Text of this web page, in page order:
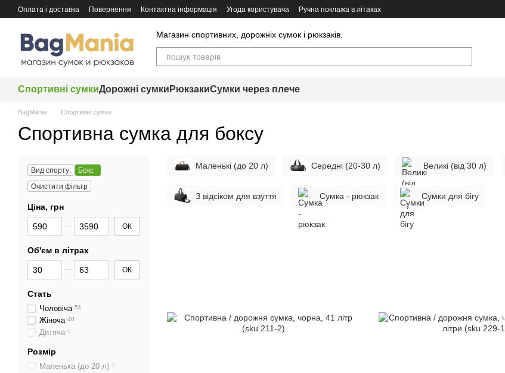
Перейти до основного контенту
Оплата і доставка Повернення Контактна інформація Угода користувача Ручна поклажа в літаках
Магазин спортивних, дорожніх сумок і рюкзаків.
Спортивні сумкиДорожні сумки РюкзакиСумки через плече
BagMania Спортивні сумки
Спортивна сумка для боксу
Маленькі (до 20 л) Середні (20-30 л) Великі (від 30 л)
З відсіком для взуття Сумка - рюкзак Сумки для бігу
Вид спорту:
Бокс
Очистити фільтр
Ціна, грн
Від Ціна, грн
До Ціна, грн ОК
Об'єм в літрах
Від Об'єм в літрах
До Об'єм в літрах ОК
Стать
Чоловіча 51
Жіноча 40
Дитяча 0
Розмір
Маленька (до 20 л) 0